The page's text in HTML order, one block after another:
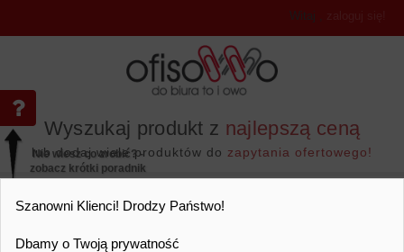
Wyszukaj produkt z najlepszą ceną
lub dodaj wiele produktów do zapytania ofertowego!
Witaj ,
Nie wiesz co zrobić? -
zobacz krótki poradnik
Szanowni Klienci! Drodzy Państwo!
Dbamy o Twoją prywatność